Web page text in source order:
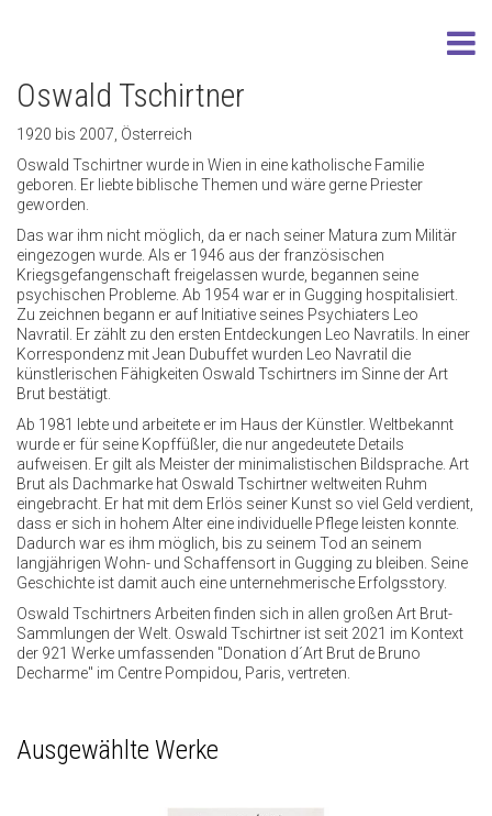
Oswald Tschirtner
1920 bis 2007, Österreich
Oswald Tschirtner wurde in Wien in eine katholische Familie
geboren. Er liebte biblische Themen und wäre gerne Priester
geworden.
Das war ihm nicht möglich, da er nach seiner Matura zum Militär
eingezogen wurde. Als er 1946 aus der französischen
Kriegsgefangenschaft freigelassen wurde, begannen seine
psychischen Probleme. Ab 1954 war er in Gugging hospitalisiert.
Zu zeichnen begann er auf Initiative seines Psychiaters Leo
Navratil. Er zählt zu den ersten Entdeckungen Leo Navratils. In einer
Korrespondenz mit Jean Dubuffet wurden Leo Navratil die
künstlerischen Fähigkeiten Oswald Tschirtners im Sinne der Art
Brut bestätigt.
Ab 1981 lebte und arbeitete er im Haus der Künstler. Weltbekannt
wurde er für seine Kopffüßler, die nur angedeutete Details
aufweisen. Er gilt als Meister der minimalistischen Bildsprache. Art
Brut als Dachmarke hat Oswald Tschirtner weltweiten Ruhm
eingebracht. Er hat mit dem Erlös seiner Kunst so viel Geld verdient,
dass er sich in hohem Alter eine individuelle Pflege leisten konnte.
Dadurch war es ihm möglich, bis zu seinem Tod an seinem
langjährigen Wohn- und Schaffensort in Gugging zu bleiben. Seine
Geschichte ist damit auch eine unternehmerische Erfolgsstory.
Oswald Tschirtners Arbeiten finden sich in allen großen Art Brut-
Sammlungen der Welt. Oswald Tschirtner ist seit 2021 im Kontext
der 921 Werke umfassenden "Donation d´Art Brut de Bruno
Decharme" im Centre Pompidou, Paris, vertreten.
Ausgewählte Werke